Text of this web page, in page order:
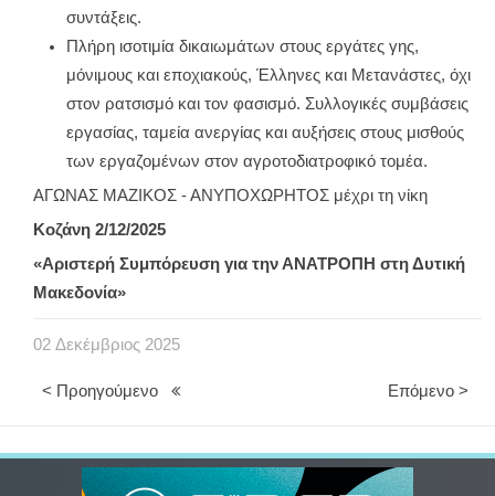
συντάξεις.
Πλήρη ισοτιμία δικαιωμάτων στους εργάτες γης,
μόνιμους και εποχιακούς, Έλληνες και Μετανάστες, όχι
στον ρατσισμό και τον φασισμό. Συλλογικές συμβάσεις
εργασίας, ταμεία ανεργίας και αυξήσεις στους μισθούς
των εργαζομένων στον αγροτοδιατροφικό τομέα.
ΑΓΩΝΑΣ ΜΑΖΙΚΟΣ - ΑΝΥΠΟΧΩΡΗΤΟΣ μέχρι τη νίκη
Κοζάνη 2/12/2025
«Αριστερή Συμπόρευση για την ΑΝΑΤΡΟΠΗ στη Δυτική
Μακεδονία»
02 Δεκέμβριος 2025
< Προηγούμενο Επόμενο >